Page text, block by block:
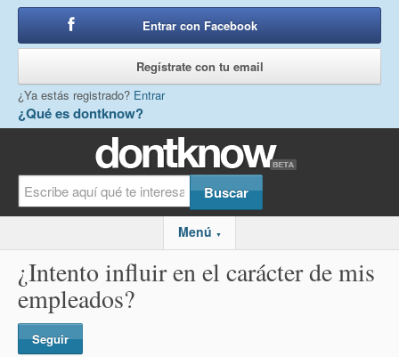
¿Qué es dontknow?
Entrar con Facebook
Regístrate con tu email
¿Ya estás registrado? Entrar
Menú ▼
¿Intento influir en el carácter de mis
empleados?
Seguir